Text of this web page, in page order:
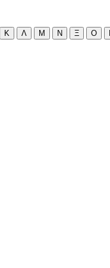
Κ Λ Μ Ν Ξ Ο